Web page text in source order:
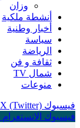
وزان
أنشطة ملكية
أخبار وطنية
سياسة
الرياضة
ثقافة و فن
شمال TV
منوعات
فيسبوك X (Twitter)
فيسبوك الانستغرام